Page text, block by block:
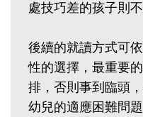
處技巧差的孩子則
後續的就讀方式可
性的選擇，最重要
排，否則事到臨頭
幼兒的適應困難問